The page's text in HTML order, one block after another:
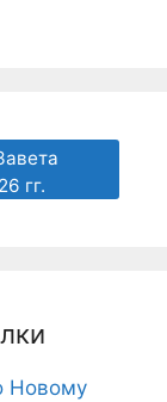
гг.
Новому